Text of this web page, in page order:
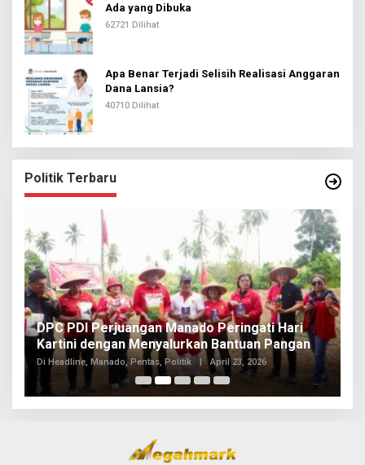
Ada yang Dibuka
62721 Dilihat
Apa Benar Terjadi Selisih Realisasi Anggaran
Dana Lansia?
40710 Dilihat
Politik Terbaru
DPC PDI Perjuangan Manado Peringati Hari
Kartini dengan Menyalurkan Bantuan Pangan
Di Headline, Manado, Pentas, Politik | April 23, 2026